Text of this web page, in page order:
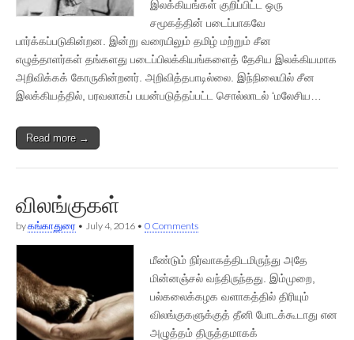
இலக்கியங்கள் குறிப்பிட்ட ஒரு
சமூகத்தின் படைப்பாகவே
பார்க்கப்படுகின்றன. இன்று வரையிலும் தமிழ் மற்றும் சீன
எழுத்தாளர்கள் தங்களது படைப்பிலக்கியங்களைத் தேசிய இலக்கியமாக
அறிவிக்கக் கோருகின்றனர். அறிவித்தபாடில்லை. இந்நிலையில் சீன
இலக்கியத்தில், பரவலாகப் பயன்படுத்தப்பட்ட சொல்லாடல் ‘மலேசிய…
Read more →
விலங்குகள்
byகங்காதுரை • July 4, 2016 • 0 Comments
மீண்டும் நிர்வாகத்திடமிருந்து அதே
மின்னஞ்சல் வந்திருந்தது. இம்முறை,
பல்கலைக்கழக வளாகத்தில் திரியும்
விலங்குகளுக்குத் தீனி போடக்கூடாது என
அழுத்தம் திருத்தமாகக்